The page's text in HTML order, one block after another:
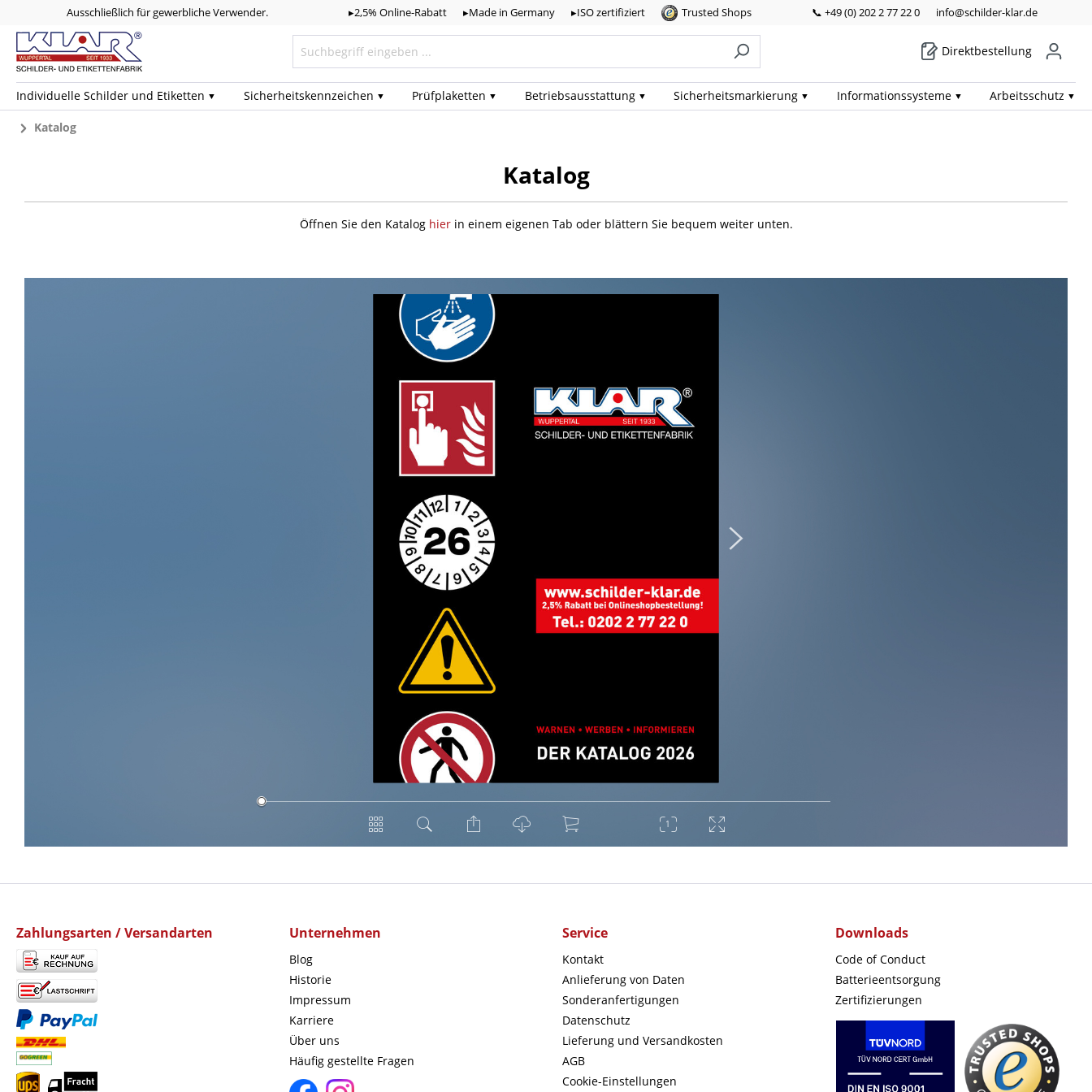
Ausschließlich für gewerbliche Verwender. ▸2,5% Online-Rabatt ▸Made in Germany ▸ISO zertifiziert Trusted Shops 📞 +49 (0) 202 2 77 22 0 info@schilder-klar.de
Direktbestellung
Individuelle Schilder und Etiketten Sicherheits­kennzeichen Prüf­plaketten Betriebs­ausstattung Sicherheits­markierung Informations­systeme Arbeits­schutz
Katalog
Katalog
Öffnen Sie den Katalog hierin einem eigenen Tab oder blättern Sie bequem weiter unten.
Zahlungsarten / Versandarten Unternehmen
Blog
Historie
Impressum
Karriere
Über uns
Häufig gestellte Fragen
Service
Kontakt
Anlieferung von Daten
Sonderanfertigungen
Datenschutz
Lieferung und Versandkosten
AGB
Cookie-Einstellungen
Downloads
Code of Conduct
Batterieentsorgung
Zertifizierungen